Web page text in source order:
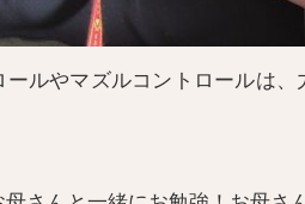
ールやマズルコントロールは